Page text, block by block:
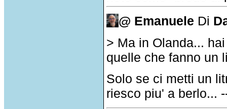
@ Emanuele Di
> Ma in Olanda...
quelle che fanno un
Solo se ci metti un
riesco piu' a berlo...